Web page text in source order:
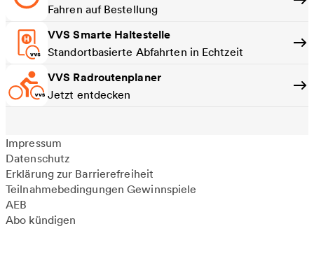
Fahren auf Bestellung
VVS Smarte Haltestelle
Standortbasierte Abfahrten in Echtzeit
VVS Radroutenplaner
Jetzt entdecken
Impressum
Datenschutz
Erklärung zur Barrierefreiheit
Teilnahmebedingungen Gewinnspiele
AEB
Abo kündigen